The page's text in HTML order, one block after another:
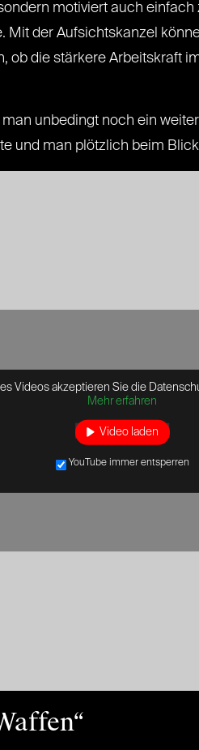
motiviert auch
Mit der Aufsichtskanzel
die stärkere Arbeitskraft
unbedingt noch ein
und man plötzlich beim
Videos akzeptieren Sie die
Mehr erfahren
Video laden
YouTube immer entsperren